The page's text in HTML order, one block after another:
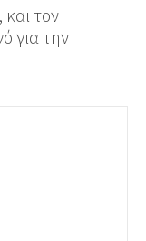
τον
για την